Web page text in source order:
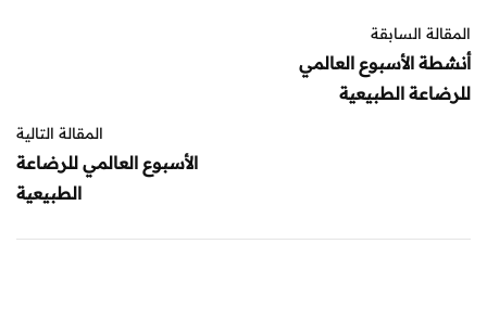
المقالة السابقة
أنشطة الأسبوع العالمي
للرضاعة الطبيعية
المقالة التالية
الأسبوع العالمي للرضاعة
الطبيعية